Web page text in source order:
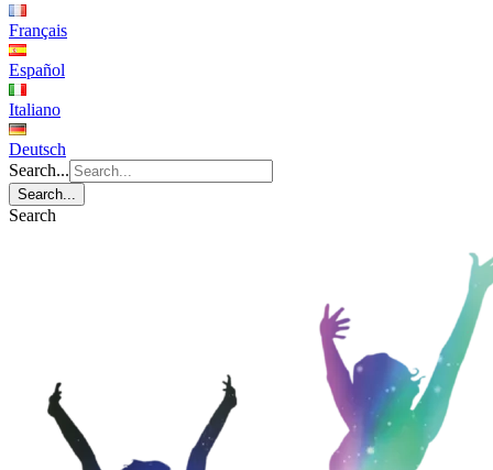
Français
Español
Italiano
Deutsch
Search...
Search...
Search